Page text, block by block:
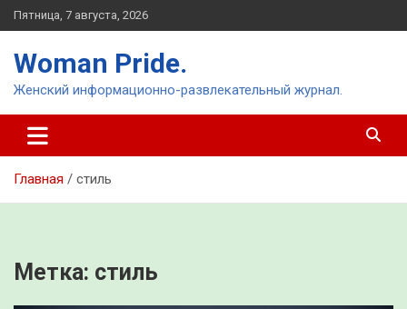
Перейти
к
Пятница, 7 августа, 2026
Woman Pride.
Женский информационно-развлекательный журнал.
Главная стиль
Метка: стиль